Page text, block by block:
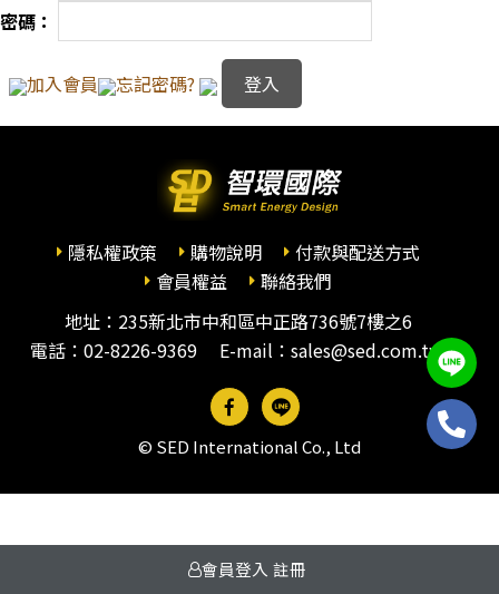
會員登入 註冊
密碼：
加入會員 忘記密碼?
隱私權政策 購物說明
付款與配送方式
會員權益
聯絡我們
地址：235新北市中和區中正路736號7樓之6
電話： 02-8226-9369 E-mail：sales@sed.com.tw
© SED International Co., Ltd